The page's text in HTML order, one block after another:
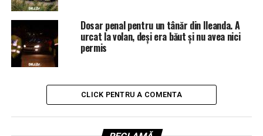
Dosar penal pentru un tânăr din Ileanda. A
urcat la volan, deși era băut și nu avea nici
permis
CLICK PENTRU A COMENTA